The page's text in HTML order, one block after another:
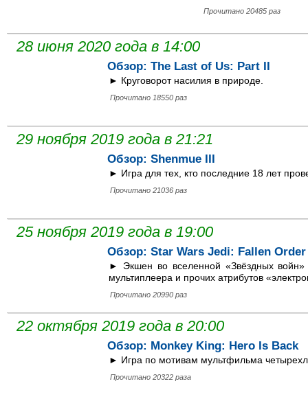
Прочитано 20485 раз
28 июня 2020 года в 14:00
Обзор: The Last of Us: Part II
► Круговорот насилия в природе.
Прочитано 18550 раз
29 ноября 2019 года в 21:21
Обзор: Shenmue III
► Игра для тех, кто последние 18 лет
Прочитано 21036 раз
25 ноября 2019 года в 19:00
Обзор: Star Wars Jedi: Fallen Order
► Экшен во вселенной «Звёздных войн»
мультиплеера и прочих атрибутов
Прочитано 20990 раз
22 октября 2019 года в 20:00
Обзор: Monkey King: Hero Is Back
► Игра по мотивам мультфильма
Прочитано 20322 раза